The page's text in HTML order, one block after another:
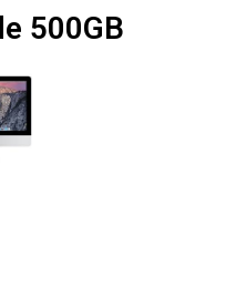
500GB